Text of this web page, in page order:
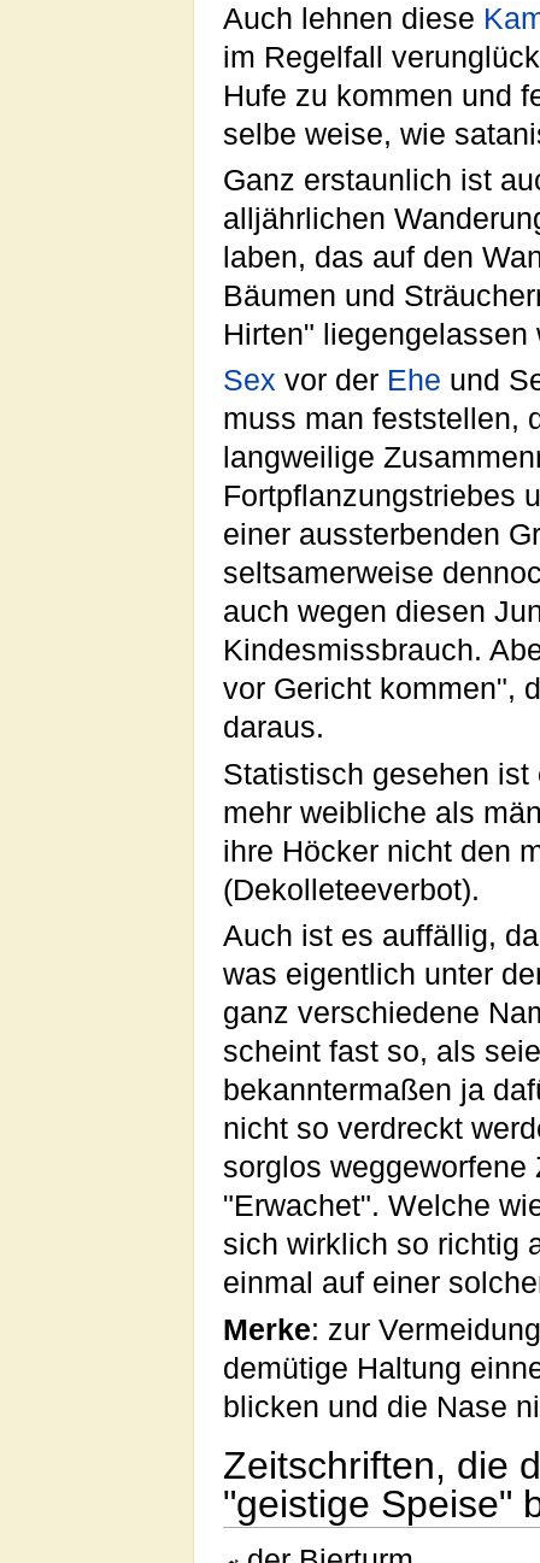
Auch lehnen diese
im Regelfall
Hufe zu kommen und
selbe weise, wie
Ganz erstaunlich ist
alljährlichen
laben, das auf den
Bäumen und
Hirten"
Sex vor der Ehe und
muss man feststellen,
langweilige
Fortpflanzungstriebes
einer aussterbenden
seltsamerweise
auch wegen diesen
Kindesmissbrauch.
vor Gericht kommen",
daraus.
Statistisch gesehen
mehr weibliche als
ihre Höcker nicht den
(Dekolleteeverbot).
Auch ist es auffällig,
was eigentlich unter
ganz verschiedene
scheint fast so, als
bekanntermaßen ja
nicht so verdreckt
sorglos
"Erwachet". Welche
sich wirklich so richtig
einmal auf einer
Merke: zur
demütige Haltung
blicken und die Nase
Zeitschriften, die
"geistige Speise"